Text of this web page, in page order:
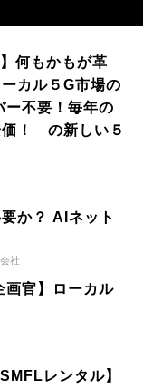
何もかもが革
カル５G市場の
ー不要！毎年の
価！ の新しい５
か？ AIネット
社
画官】ローカル
レンタル】